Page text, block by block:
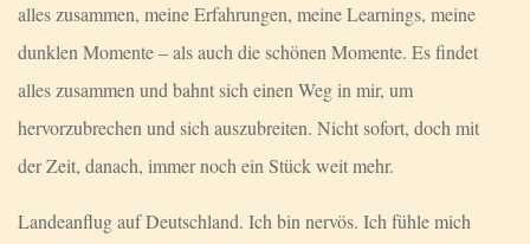
alles zusammen, meine Erfahrungen, meine Learnings, meine
dunklen Momente – als auch die schönen Momente. Es findet
alles zusammen und bahnt sich einen Weg in mir, um
hervorzubrechen und sich auszubreiten. Nicht sofort, doch mit
der Zeit, danach, immer noch ein Stück weit mehr.
Landeanflug auf Deutschland. Ich bin nervös. Ich fühle mich